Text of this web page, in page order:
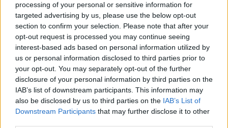
processing of your personal or sensitive information for
targeted advertising by us, please use the below opt-out
section to confirm your selection. Please note that after your
opt-out request is processed you may continue seeing
interest-based ads based on personal information utilized by
us or personal information disclosed to third parties prior to
your opt-out. You may separately opt-out of the further
disclosure of your personal information by third parties on the
IAB’s list of downstream participants. This information may
also be disclosed by us to third parties on the IAB’s List of
Downstream Participants that may further disclose it to other
TagsΘέατρο θεατρικές παραστάσεις εθνικό θέατρο Θέατρο του
Ποιος είναι ο καλύτερος
τρόπος να κρυώσεις το κρασί